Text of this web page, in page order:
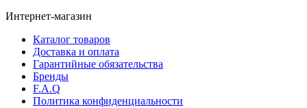
Интернет-магазин
Каталог товаров
Доставка и оплата
Гарантийные обязательства
Бренды
F.A.Q
Политика конфиденциальности